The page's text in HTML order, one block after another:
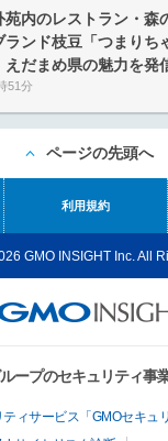
苑内のレストラン・森
ランド枝豆「つまりち
えだまめ県の魅力を発
51分
ページの先頭へ
利用規約
GMO INSIGHT Inc. All
ープのセキュリティ事
ィサービス「GMOセキュ